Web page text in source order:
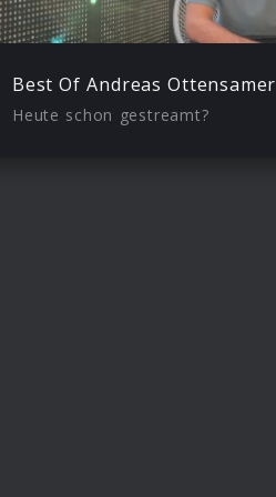
Best Of Andreas Ottensamer
Heute schon gestreamt?